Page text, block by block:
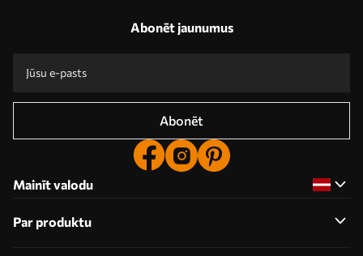
Abonēt jaunumus
Abonēt
Mainīt valodu
Par produktu